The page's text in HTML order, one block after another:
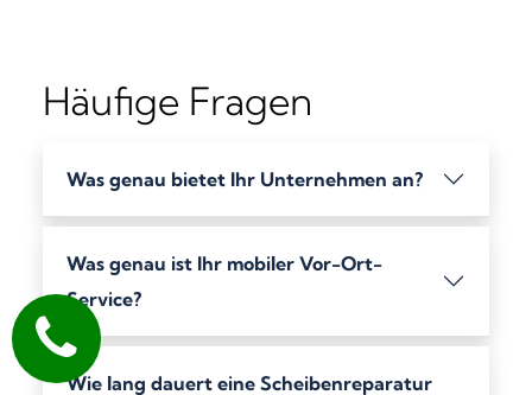
Häufige Fragen
Was genau bietet Ihr Unternehmen an?
Was genau ist Ihr mobiler Vor-Ort-
Service?
Wie lang dauert eine Scheibenreparatur